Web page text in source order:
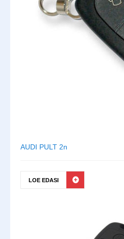
AUDI PULT 2n
LOE EDASI